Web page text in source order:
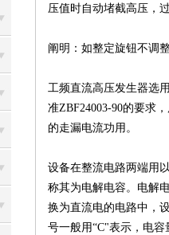
压值时自动堵截高压，
阐明：如整定旋钮不调
工频直流高压发生器选
准ZBF24003-90的要求
的走漏电流功用。
设备在整流电路两端用
称其为电解电容。电解
换为直流电的电路中，
号一般用“C"表示，电